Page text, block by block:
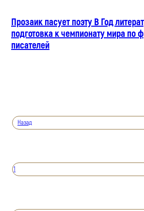
Прозаик пасует поэту В Год
подготовка к чемпионату мира по
писателей
Назад
1